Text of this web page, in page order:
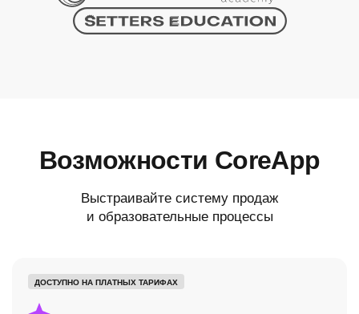
Возможности CoreApp
Выстраивайте систему продаж
и образовательные процессы
ДОСТУПНО НА ПЛАТНЫХ ТАРИФАХ